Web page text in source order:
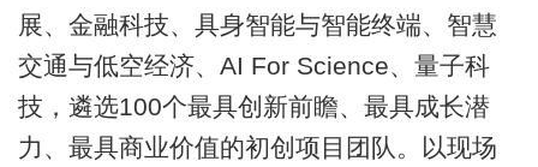
展、金融科技、具身智能与智能终端、智慧
交通与低空经济、AI For Science、量子科
技，遴选100个最具创新前瞻、最具成长潜
力、最具商业价值的初创项目团队。以现场